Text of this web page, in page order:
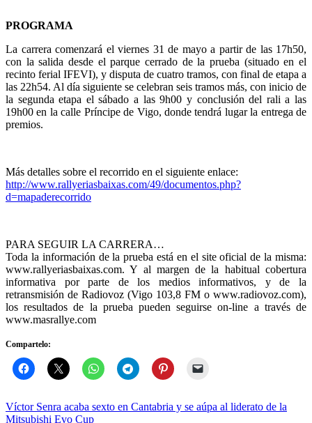
PROGRAMA
La carrera comenzará el viernes 31 de mayo a partir de las 17h50,
con la salida desde el parque cerrado de la prueba (situado en el
recinto ferial IFEVI), y disputa de cuatro tramos, con final de etapa a
las 22h54. Al día siguiente se celebran seis tramos más, con inicio de
la segunda etapa el sábado a las 9h00 y conclusión del rali a las
19h00 en la calle Príncipe de Vigo, donde tendrá lugar la entrega de
premios.
Más detalles sobre el recorrido en el siguiente enlace:
http://www.rallyeriasbaixas.com/49/documentos.php?
d=mapaderecorrido
PARA SEGUIR LA CARRERA…
Toda la información de la prueba está en el site oficial de la misma:
www.rallyeriasbaixas.com. Y al margen de la habitual cobertura
informativa por parte de los medios informativos, y de la
retransmisión de Radiovoz (Vigo 103,8 FM o www.radiovoz.com),
los resultados de la prueba pueden seguirse on-line a través de
www.masrallye.com
Compartelo:
Navegación
Víctor Senra acaba sexto en Cantabria y se aúpa al liderato de la
Mitsubishi Evo Cup